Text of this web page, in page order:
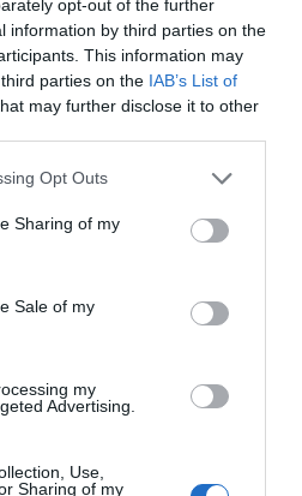
opt-out of the further
information by third parties on the
This information may
parties on the IAB’s List of
may further disclose it to other
Opt Outs
Sharing of my
Sale of my
my
Advertising.
Use,
Sharing of my